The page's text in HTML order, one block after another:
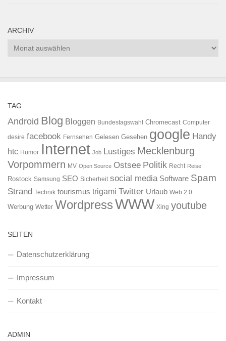
ARCHIV
Archiv
TAG
Android Blog Bloggen Bundestagswahl Chromecast Computer
desire facebook Fernsehen Gelesen Gesehen google Handy
htc Humor Internet Job Lustiges Mecklenburg
Vorpommern MV Open Source Ostsee Politik Recht Reise
Rostock Samsung SEO Sicherheit social media Software Spam
Strand Technik tourismus trigami Twitter Urlaub Web 2.0
Werbung Wetter WordpressWWW Xing youtube
SEITEN
Datenschutzerklärung
Impressum
Kontakt
ADMIN